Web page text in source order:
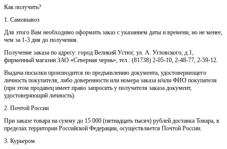
Как получить?
1. Самовывоз
Для этого Вам необходимо оформить заказ с указанием даты и времени, но не менее,
чем за 1-3 дня до получения.
Получение заказа по адресу: город Великий Устюг, ул. А. Угловского, д.1,
фирменный магазин ЗАО «Северная чернь», тел.: (81738) 2-05-10, 2-48-77, 2-59-12.
Выдача посылки производится по предъявлению документа, удостоверяющего
личность покупателя, либо доверенности или номера заказа и/или ФИО покупателя
(при этом продавец имеет право запросить у получателя заказа документ,
удостоверяющий личность).
2. Почтой России
При заказе товара на сумму до 15 000 (пятнадцать тысяч) рублей доставка Товара, в
пределах территории Российской Федерации, осуществляется Почтой России.
3. Курьером